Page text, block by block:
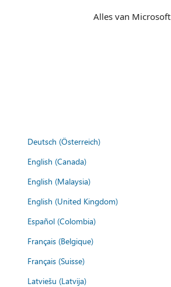
Alles van Microsoft
Deutsch (Österreich)
English (Canada)
English (Malaysia)
English (United Kingdom)
Español (Colombia)
Français (Belgique)
Français (Suisse)
Latviešu (Latvija)